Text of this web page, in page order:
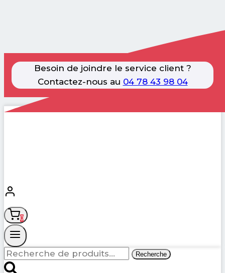
Besoin de joindre le service client ?
Contactez-nous au 04 78 43 98 04
Aller
0
Recherche
pour :
Recherche